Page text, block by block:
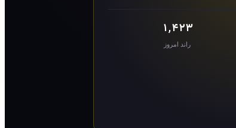
۱٬۴۲۳
راند امروز